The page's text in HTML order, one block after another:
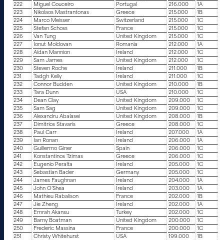
222
Miguel Couceiro Portugal 216.000
1A
223
Nikolaos Mastrantonas Greece 215.000
1B
224
Marco Meisser Switzerland 215.000
1C
225
Stefan Schoss France 215.000
1C
226
Van Tung United Kingdom 215.000
1C
227
Ionut Moldovan Romania 212.000
1A
228
Aidan Mannion Ireland 212.000
1C
229
Sam James United Kingdom 212.000
1C
230
Steven Roche Ireland 211.000
1B
231
Tadgh Kelly Ireland 211.000
1C
232
Connor Budden United Kingdom 210.000
1B
233
Tara Dunn USA 210.000
1C
234
Dean Clay United Kingdom 209.000
1C
235
Sam Sag United Kingdom 209.000
1C
236
Alexandru Abalasei United Kingdom 208.000
1B
237
Dimitrios Stavaris Greece 208.000
1C
238
Paul Carr Ireland 207.000
1A
239
Ian Ronan Ireland 206.000
1A
240
Guillermo Giner Spain 206.000
1C
241
Konstantinos Tzimas Greece 206.000
1C
242
Eugenio Peralta Ireland 205.000
1C
243
Sebastian Bader Germany 205.000
1C
244
James Faughnan Ireland 204.000
1A
245
John O’Shea Ireland 203.000
1A
246
Mathieu Rabalison France 202.000
1B
247
Jie Zheng Ireland 202.000
1A
248
Emrah Akansu Turkey 202.000
1C
249
Barny Boatman United Kingdom 200.000
1C
250
Frederic Massina France 200.000
1C
251
Christy Whitehurst USA 199.000
1B